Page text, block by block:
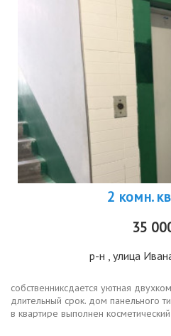
2 комн.
35
р-н , улица
собственниксдается уютная
длительный срок. дом панельного
в квартире выполнен